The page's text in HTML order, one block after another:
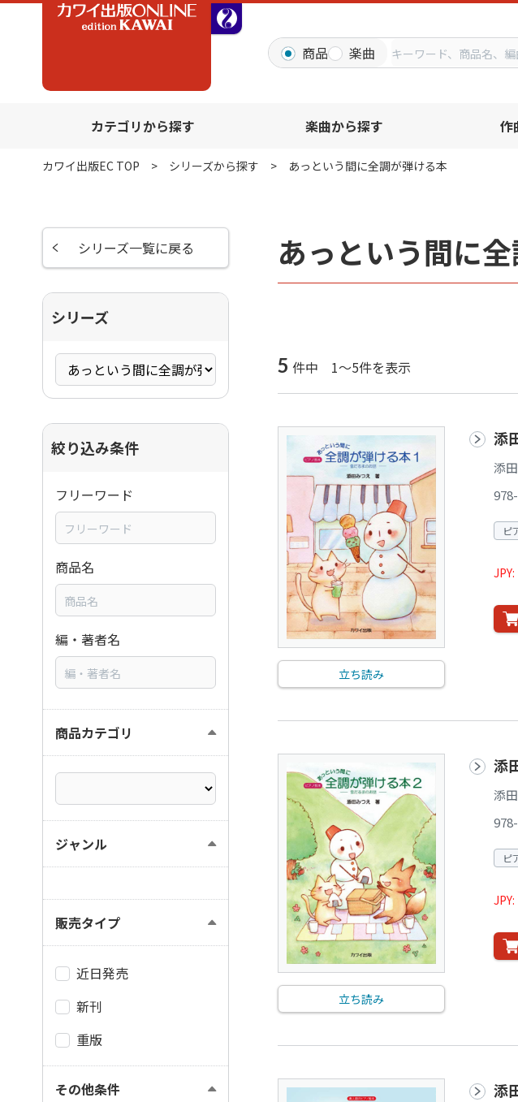
商品 楽曲
カテゴリから探す 楽曲から探す 作
カワイ出版EC TOP シリーズから探す あっという間に全調が弾ける本
あっという間に
5 件中 1～5件を表示
立ち読み
添
添
ピ
JPY:
立ち読み
添
添
ピ
JPY:
添
シリーズ一覧に戻る
シリーズ
絞り込み条件
フリーワード
商品名
編・著者名
商品カテゴリ
ジャンル
販売タイプ
近日発売
新刊
重版
その他条件